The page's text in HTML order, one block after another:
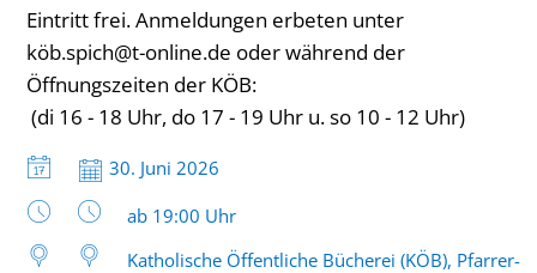
Eintritt frei. Anmeldungen erbeten unter
köb.spich@t-online.de oder während der
Öffnungszeiten der KÖB:
(di 16 - 18 Uhr, do 17 - 19 Uhr u. so 10 - 12 Uhr)
Datum:
30. Juni 2026
Uhrzeit:
ab 19:00 Uhr
Katholische Öffentliche Bücherei (KÖB), Pfarrer-